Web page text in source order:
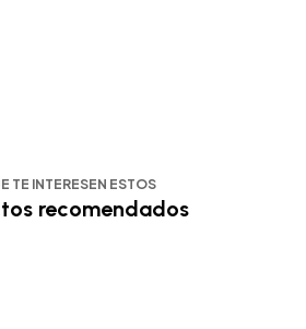
TE INTERESEN ESTOS
recomendados